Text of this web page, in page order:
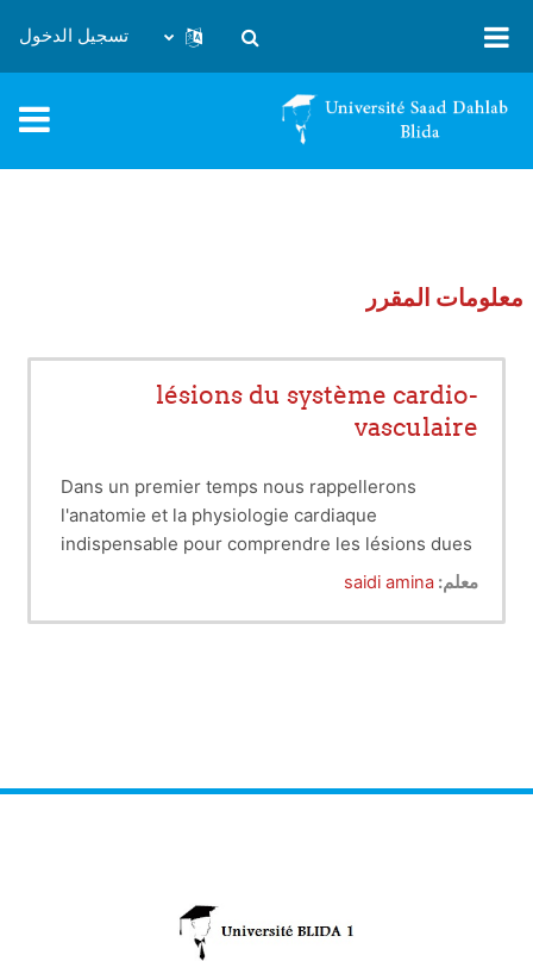
تبديل إدخال البحث
تسجيل الدخول
معلومات المقرر
lésions du système cardio-
vasculaire
Dans un premier temps nous rappellerons
l'anatomie et la physiologie cardiaque
indispensable pour comprendre les lésions dues
aux différentes causes du système cardio
vasculaire. En second lieu nous étudierons les
Anomalies congénitales chez les différentes
du péricarde, du myocarde, les endocardites,
معلم: saidi amina